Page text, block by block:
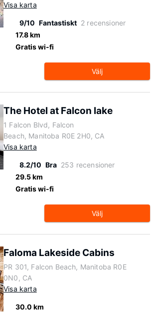
Visa karta
9/10 Fantastiskt 2 recensioner
17.8 km
Gratis wi-fi
Välj
The Hotel at Falcon lake
1 Falcon Blvd, Falcon
Beach, Manitoba R0E 2H0, CA
Visa karta
8.2/10 Bra 253 recensioner
29.5 km
Gratis wi-fi
Välj
Faloma Lakeside Cabins
PR 301, Falcon Beach, Manitoba R0E
0N0, CA
Visa karta
30.0 km